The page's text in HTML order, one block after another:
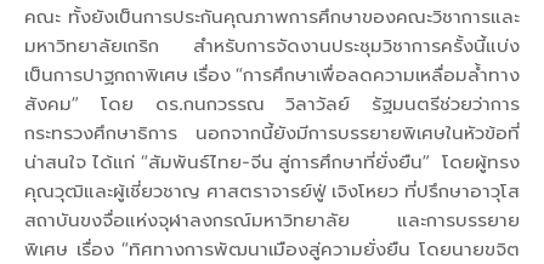
คณะ ทั้งยังเป็นการประกันคุณภาพการศึกษาของคณะวิชาการและ
มหาวิทยาลัยเกริก สำหรับการจัดงานประชุมวิชาการครั้งนี้แบ่ง
เป็นการปาฐกถาพิเศษ เรื่อง “การศึกษาเพื่อลดความเหลื่อมล้ำทาง
สังคม” โดย ดร.กนกวรรณ วิลาวัลย์ รัฐมนตรีช่วยว่าการ
กระทรวงศึกษาธิการ นอกจากนี้ยังมีการบรรยายพิเศษในหัวข้อที่
น่าสนใจ ได้แก่ “สัมพันธ์ไทย-จีน สู่การศึกษาที่ยั่งยืน” โดยผู้ทรง
คุณวุฒิและผู้เชี่ยวชาญ ศาสตราจารย์ฟู่ เจิงโหยว ที่ปรึกษาอาวุโส
สถาบันขงจื่อแห่งจุฬาลงกรณ์มหาวิทยาลัย และการบรรยาย
พิเศษ เรื่อง “ทิศทางการพัฒนาเมืองสู่ความยั่งยืน โดยนายขจิต